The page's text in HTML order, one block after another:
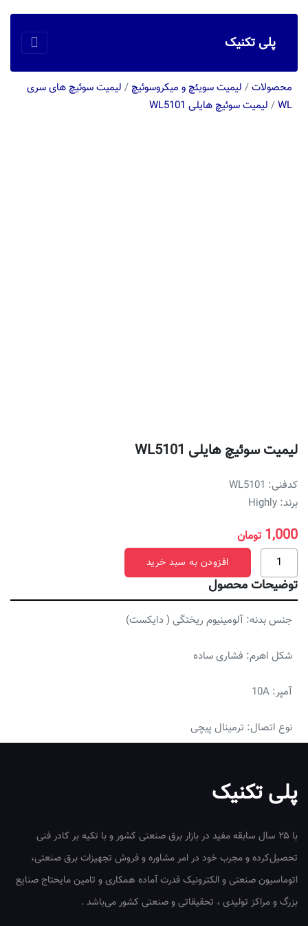
پلی تکنیک
محصولات/ لیمیت سویئچ و میکروسوئیچ / لیمیت سوئیچ های سری
WL
/ لیمیت سوئیچ هایلی WL5101
لیمیت سوئیچ هایلی WL5101
کدفنی: WL5101
برند: Highly
1,000 تومان
لیمیت
سوئیچ
هایلی
عدد
افزودن به سبد خرید
توضیحات محصول
جنس بدنه: آلومینیوم ریختگی ( دایکست)
شکل اهرم: فشاری ساده
آمپر: 10A
نوع اتصال: ترمینال پیچی
پلی تکنیک
با ۲۵ سال سابقه مفید در بازار برق صنعتی کشور و با تکیه بر کادر فنی
تحصیل‌کرده و مجرب خود در امر مشاوره و فروش تجهیزات برق صنعتی،
اتوماسیون صنعتی و الکترونیک قدرت آماده همکاری و تامین مایحتاج صنایع
بزرگ و مراکز تولیدی ، تحقیقاتی و صنعتی کشور می‌باشد .